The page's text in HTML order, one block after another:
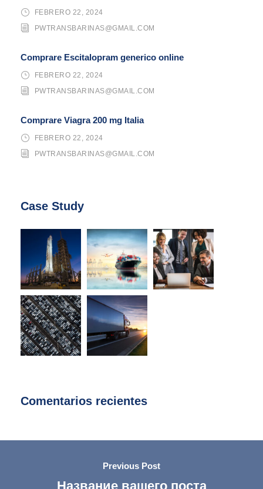
FEBRERO 22, 2024
PWTRANSBARINAS@GMAIL.COM
Comprare Escitalopram generico online
FEBRERO 22, 2024
PWTRANSBARINAS@GMAIL.COM
Comprare Viagra 200 mg Italia
FEBRERO 22, 2024
PWTRANSBARINAS@GMAIL.COM
Case Study
Comentarios recientes
Previous Post
Название вашего поста